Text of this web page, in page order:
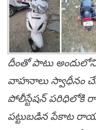
దీంతో పాటు అందులోని
వాహనాలు స్వాధీనం
పోలీస్టేష‌న్ ప‌రిధిలోకి
ప‌ట్టుబ‌డిన పేకాట